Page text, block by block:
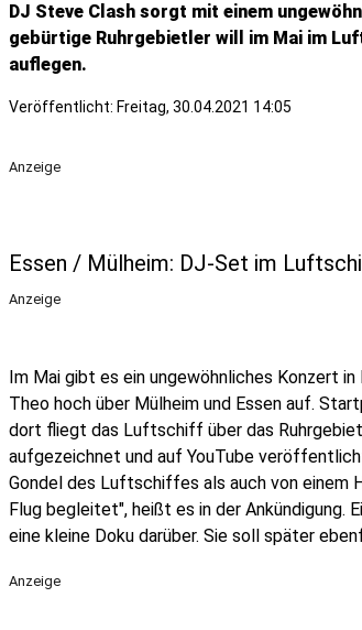
DJ Steve Clash sorgt mit einem
gebürtige Ruhrgebietler will im Mai im
auflegen.
Veröffentlicht: Freitag, 30.04.2021 14:05
Anzeige
Essen / Mülheim: DJ-Set im
Anzeige
Im Mai gibt es ein ungewöhnliches Konzert
Theo hoch über Mülheim und Essen auf.
dort fliegt das Luftschiff über das
aufgezeichnet und auf YouTube
Gondel des Luftschiffes als auch von
Flug begleitet", heißt es in der Ankündigung.
eine kleine Doku darüber. Sie soll später
Anzeige